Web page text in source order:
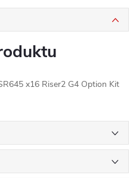
x16 Riser2 G4 Option Kit